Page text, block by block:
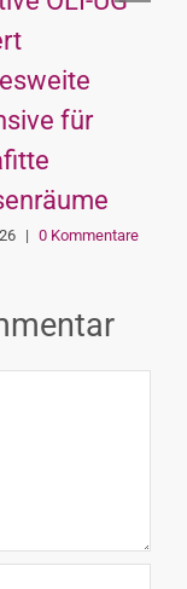
für
| 0 Kommentare